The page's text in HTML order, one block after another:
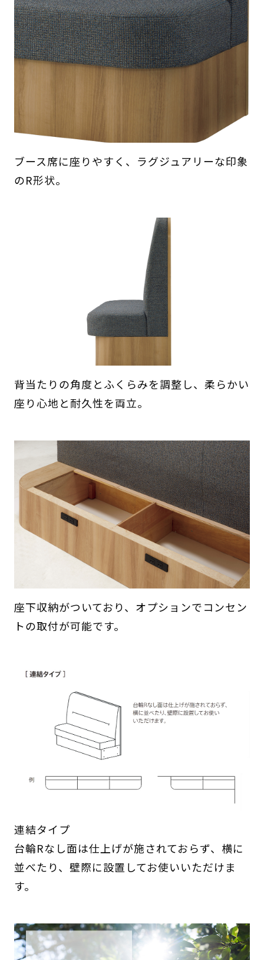
ブース席に座りやすく、ラグジュアリーな印象
のR形状。
背当たりの角度とふくらみを調整し、柔らかい
座り心地と耐久性を両立。
座下収納がついており、オプションでコンセン
トの取付が可能です。
連結タイプ
台輪Rなし面は仕上げが施されておらず、横に
並べたり、壁際に設置してお使いいただけま
す。